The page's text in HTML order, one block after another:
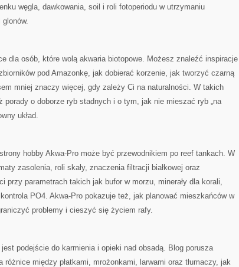
węgla, dawkowania, soil i roli fotoperiodu w utrzymaniu
dla osób, które wolą akwaria biotopowe. Możesz znaleźć inspiracje
pod Amazonkę, jak dobierać korzenie, jak tworzyć czarną
mniej znaczy więcej, gdy zależy Ci na naturalności. W takich
porady o doborze ryb stadnych i o tym, jak nie mieszać ryb „na
układ.
hobby Akwa-Pro może być przewodnikiem po reef tankach. W
zasolenia, roli skały, znaczenia filtracji białkowej oraz
przy parametrach takich jak bufor w morzu, minerały dla korali,
PO4. Akwa-Pro pokazuje też, jak planować mieszkańców w
problemy i cieszyć się życiem rafy.
podejście do karmienia i opieki nad obsadą. Blog porusza
różnice między płatkami, mrożonkami, larwami oraz tłumaczy, jak